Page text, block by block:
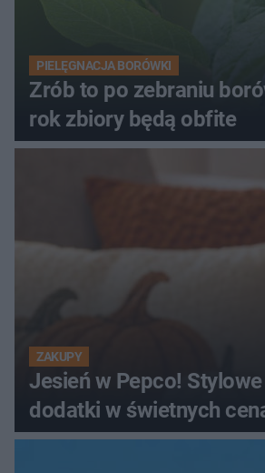
PIELĘGNACJA BORÓWKI
Zrób to po zebraniu
rok zbiory będą obfite
ZAKUPY
Jesień w Pepco!
dodatki w świetnych